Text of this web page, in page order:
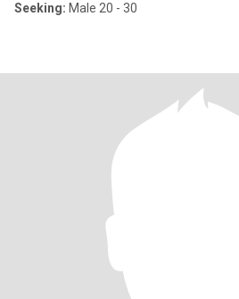
Seeking: Male 20 - 30